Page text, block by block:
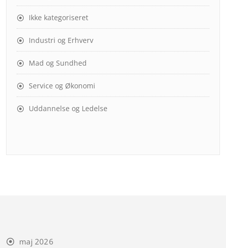
Ikke kategoriseret
Industri og Erhverv
Mad og Sundhed
Service og Økonomi
Uddannelse og Ledelse
maj 2026